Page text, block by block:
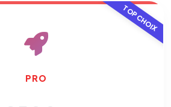
TOP CHOIX
PRO